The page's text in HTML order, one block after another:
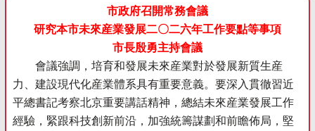
市政府召開常務會議
研究本市未來産業發展二〇二六年工作要點等事項
市長殷勇主持會議
會議強調，培育和發展未來産業對於發展新質生産
力、建設現代化産業體系具有重要意義。要深入貫徹習近
平總書記考察北京重要講話精神，總結未來産業發展工作
經驗，緊跟科技創新前沿，加強統籌謀劃和前瞻佈局，堅